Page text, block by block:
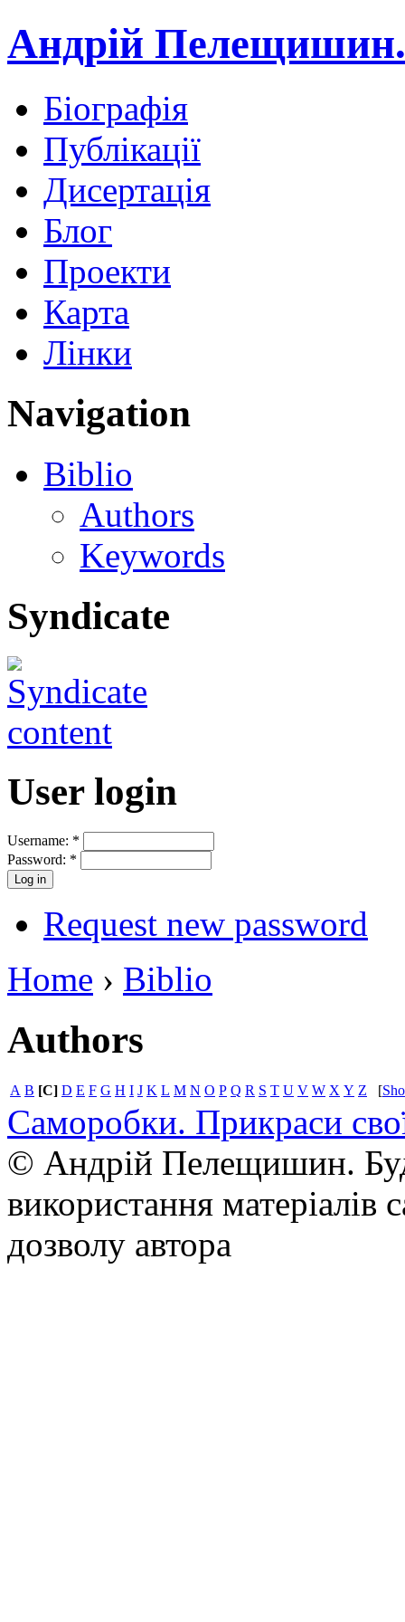
Андрій
Біографія
Публікації
Дисертація
Блог
Проекти
Карта
Лінки
Navigation
Biblio
Authors
Keywords
Syndicate
User login
Username: *
Password: *
Request new password
Home › Biblio
Authors
A B [C] D E F G H I J K L M N O P Q R S T U V W X Y Z [
Саморобки. Прикраси
© Андрій Пелещишин.
використання матеріалів
дозволу автора